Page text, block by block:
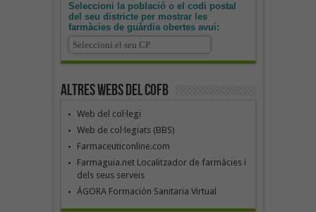
Seleccioni la població o el codi postal
del seu districte per mostrar les
farmàcies de guàrdia obertes avui:
Altres webs del COFB
Web del col·legi
Web de col·legiats (BBS)
Farmaceuticonline.com
Farmaguia.net Localitzador de farmàcies i
dels seus serveis
ÁGORA Formación Sanitaria Virtual